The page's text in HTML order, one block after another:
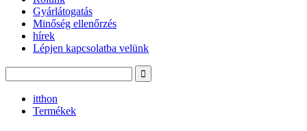
Gyárlátogatás
Minőség ellenőrzés
hírek
Lépjen kapcsolatba velünk
itthon
Termékek